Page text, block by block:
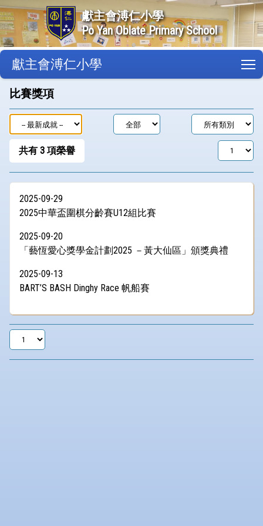
獻主會溥仁小學
Po Yan Oblate Primary School
獻主會溥仁小學
比賽獎項
共有 3 項榮譽
2025-09-29
2025中華盃圍棋分齡賽U12組比賽
2025-09-20
「藝恆愛心獎學金計劃2025 －黃大仙區」頒獎典禮
2025-09-13
BART’S BASH Dinghy Race 帆船賽